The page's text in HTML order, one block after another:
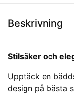
Beskrivning
Stilsäker och
Upptäck en
design på bästa